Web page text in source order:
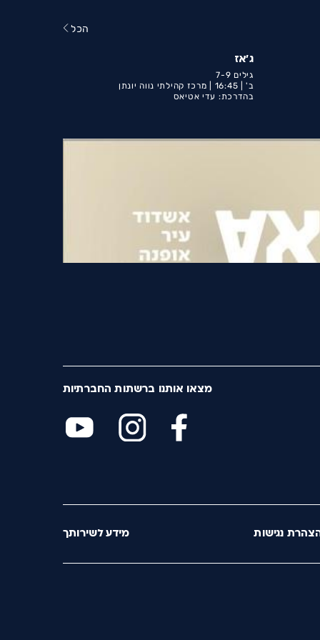
הכל
ג'אז
גילים 7-9
ב' | 16:45 |
מרכז קהילתי נווה יונתן
בהדרכת: עדי אטיאס
מצאו אותנו ברשתות החברתיות
נגישות מידע לשירותך